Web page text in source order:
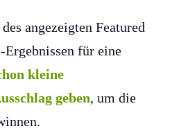
angezeigten Featured
Ergebnissen für eine
kleine
geben, um die